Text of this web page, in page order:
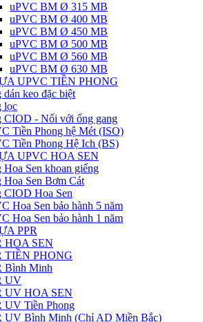
uPVC BM Ø 315 MB
uPVC BM Ø 400 MB
uPVC BM Ø 450 MB
uPVC BM Ø 500 MB
uPVC BM Ø 560 MB
uPVC BM Ø 630 MB
UPVC TIỀN PHONG
dán keo đặc biệt
lọc
CIOD - Nối với ống gang
Tiền Phong hệ Mét (ISO)
Tiền Phong Hệ Ich (BS)
UPVC HOA SEN
Hoa Sen khoan giếng
Hoa Sen Bơm Cát
CIOD Hoa Sen
Hoa Sen bảo hành 5 năm
Hoa Sen bảo hành 1 năm
PPR
HOA SEN
TIỀN PHONG
Bình Minh
UV
UV HOA SEN
UV Tiền Phong
UV Bình Minh (Chỉ AD Miền Bắc)